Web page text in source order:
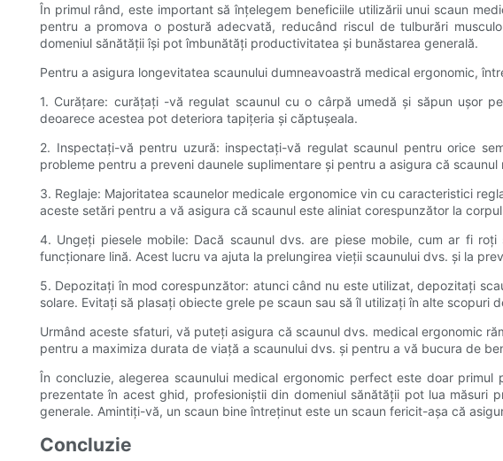
În primul rând, este important să înțelegem beneficiile utilizării unui scaun
pentru a promova o postură adecvată, reducând riscul de tulburări
domeniul sănătății își pot îmbunătăți productivitatea și bunăstarea generală.
Pentru a asigura longevitatea scaunului dumneavoastră medical ergonomic,
1. Curățare: curățați -vă regulat scaunul cu o cârpă umedă și săpun ușor
deoarece acestea pot deteriora tapițeria și căptușeala.
2. Inspectați-vă pentru uzură: inspectați-vă regulat scaunul pentru orice
probleme pentru a preveni daunele suplimentare și pentru a asigura că scaunul
3. Reglaje: Majoritatea scaunelor medicale ergonomice vin cu caracteristici
aceste setări pentru a vă asigura că scaunul este aliniat corespunzător la
4. Ungeți piesele mobile: Dacă scaunul dvs. are piese mobile, cum ar fi
funcționare lină. Acest lucru va ajuta la prelungirea vieții scaunului dvs. și la
5. Depozitați în mod corespunzător: atunci când nu este utilizat, depozitați
solare. Evitați să plasați obiecte grele pe scaun sau să îl utilizați în alte
Urmând aceste sfaturi, vă puteți asigura că scaunul dvs. medical ergonomic
pentru a maximiza durata de viață a scaunului dvs. și pentru a vă bucura de
În concluzie, alegerea scaunului medical ergonomic perfect este doar
prezentate în acest ghid, profesioniștii din domeniul sănătății pot lua
generale. Amintiți-vă, un scaun bine întreținut este un scaun fericit-așa că
Concluzie